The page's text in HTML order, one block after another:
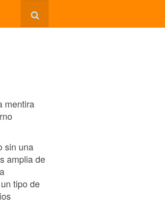
mentira
sin una
amplia de
tipo de